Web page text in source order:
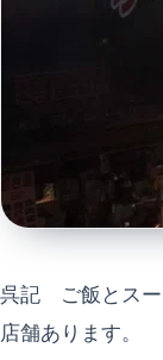
呉記 ご飯とスー
店舗あります。